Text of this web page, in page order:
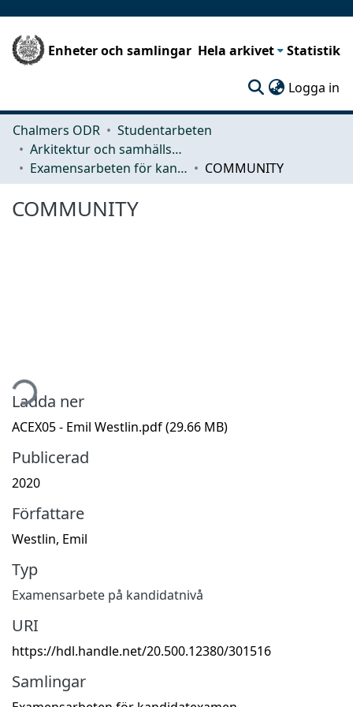
Enheter och samlingar Hela arkivet Statistik
Logga in
Chalmers ODR
Studentarbeten
Arkitektur och samhällsbyggnadsteknik (ACE)
Examensarbeten för kandidatexamen
COMMUNITY
COMMUNITY
Ladda ner
ACEX05 - Emil Westlin.pdf(29.66 MB)
Publicerad
2020
Författare
Westlin, Emil
Typ
Examensarbete på kandidatnivå
URI
https://hdl.handle.net/20.500.12380/301516
Samlingar